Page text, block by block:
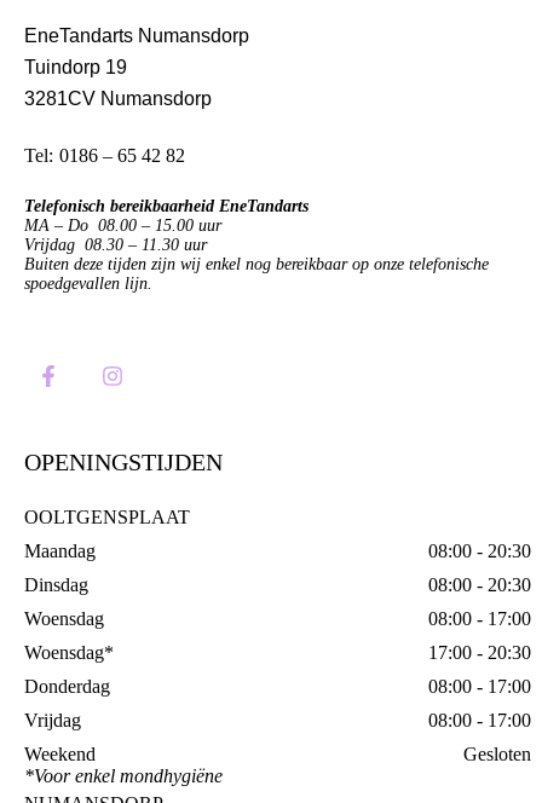
EneTandarts Numansdorp
Tuindorp 19
3281CV Numansdorp
Tel: 0186 – 65 42 82
Telefonisch bereikbaarheid EneTandarts
MA – Do 08.00 – 15.00 uur
Vrijdag 08.30 – 11.30 uur
Buiten deze tijden zijn wij enkel nog bereikbaar op onze telefonische
spoedgevallen lijn
OPENINGSTIJDEN
OOLTGENSPLAAT
Maandag
08:00 - 20:30
Dinsdag
08:00 - 20:30
Woensdag
08:00 - 17:00
Woensdag*
17:00 - 20:30
Donderdag
08:00 - 17:00
Vrijdag
08:00 - 17:00
Weekend
Gesloten
*Voor enkel mondhygiëne